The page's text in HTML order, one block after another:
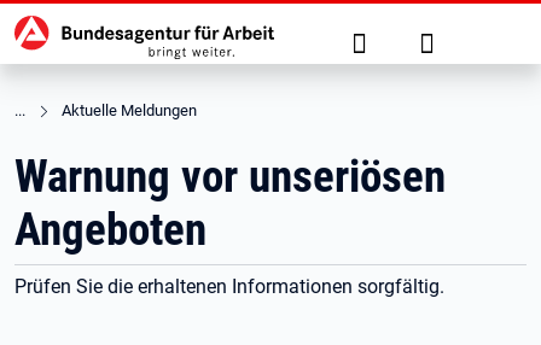
zu den Hauptinhalten springen
Hauptnavigation Suche Anmelden
Aktuelle Meldungen
Warnung vor unseriösen
Angeboten
Prüfen Sie die erhaltenen Informationen sorgfältig.